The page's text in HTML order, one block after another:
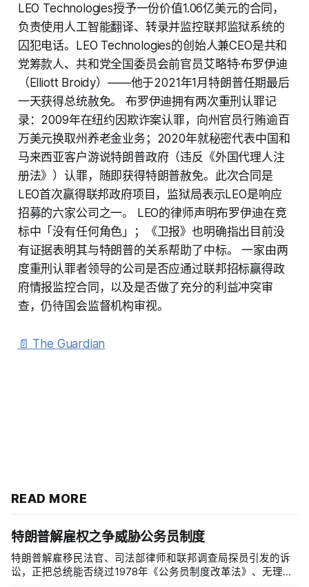
LEO Technologies授予一份价值1.06亿美元的合同，
负责使用人工智能翻译、转录并监控联邦监狱系统的
囚犯电话。LEO Technologies的创始人兼CEO是共和
党筹款人、共和党全国委员会前官员艾略特·布罗伊迪
（Elliott Broidy）——他于2021年1月特朗普任期最后
一天获得总统赦免。 布罗伊迪拥有两次重刑认罪记
录：2009年在纽约因欺诈案认罪，向州官员行贿逾百
万美元换取州养老金业务；2020年就秘密代表中国和
马来西亚客户游说特朗普政府（违反《外国代理人注
册法》）认罪，随即获得特朗普赦免。此次合同是
LEO首次赢得联邦政府项目，监狱局表示LEO是响应
招募的六家公司之一。 LEO的律师声明布罗伊迪在竞
标中「没有任何角色」；《卫报》也明确指出目前没
有证据表明其与特朗普的关系帮助了中标。 一家由两
度重刑认罪者领导的公司是否应通过联邦招标赢得政
府情报监控合同，以及是否做了充分的利益冲突审
查，仍待国会监督机构审视。
📄 The Guardian
READ MORE
特朗普解雇权之争威胁公务员制度
特朗普解雇移民法官、司法部律师和联邦调查局探员引发的诉
讼，正把总统能否绕过1978年《公务员制度改革法》、无理由